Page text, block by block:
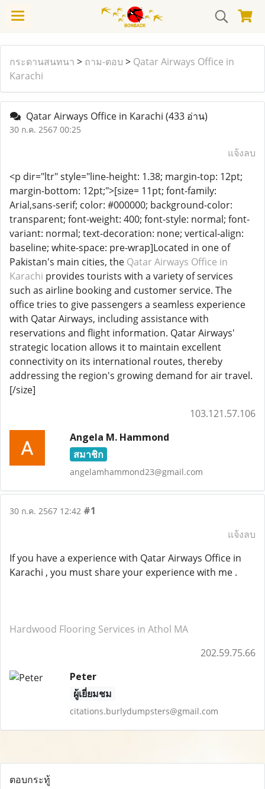
กระดานสนทนา > ถาม-ตอบ > Qatar Airways Office in
Karachi
Qatar Airways Office in Karachi (433 อ่าน)
30 ก.ค. 2567 00:25
แจ้งลบ
<p dir="ltr" style="line-height: 1.38; margin-top: 12pt;
margin-bottom: 12pt;">[size= 11pt; font-family:
Arial,sans-serif; color: #000000; background-color:
transparent; font-weight: 400; font-style: normal; font-
variant: normal; text-decoration: none; vertical-align:
baseline; white-space: pre-wrap]Located in one of
Pakistan's main cities, the Qatar Airways Office in
Karachi provides tourists with a variety of services
such as airline booking and customer service. The
office tries to give passengers a seamless experience
with Qatar Airways, including assistance with
reservations and flight information. Qatar Airways'
strategic location allows it to maintain excellent
connectivity on its international routes, thereby
addressing the region's growing demand for air travel.
[/size]
103.121.57.106
Angela M. Hammond
สมาชิก
angelamhammond23@gmail.com
30 ก.ค. 2567 12:42 #1
แจ้งลบ
If you have a experience with Qatar Airways Office in
Karachi , you must share your experience with me .
Hardwood Flooring Services in Athol MA
202.59.75.66
Peter
ผู้เยี่ยมชม
citations.burlydumpsters@gmail.com
ตอบกระทู้